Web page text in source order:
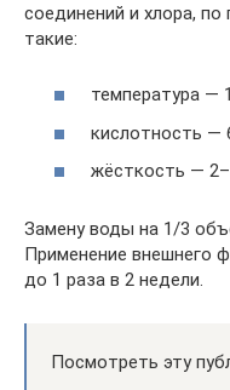
соединений и хлора,
такие:
температура —
кислотность —
жёсткость —
Замену воды на 1/3
Применение внешнего
до 1 раза в 2 недели.
Посмотреть эту